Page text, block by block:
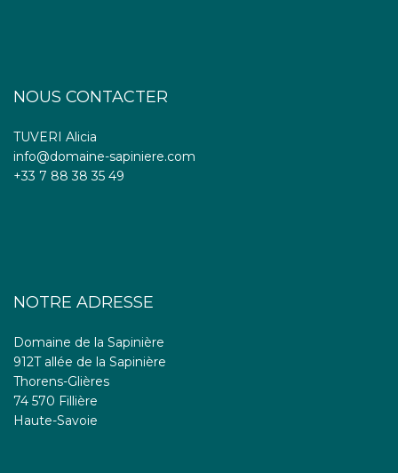
NOUS CONTACTER
TUVERI Alicia
info@domaine-sapiniere.com
+33 7 88 38 35 49
NOTRE ADRESSE
Domaine de la Sapinière
912T allée de la Sapinière
Thorens-Glières
74 570 Fillière
Haute-Savoie